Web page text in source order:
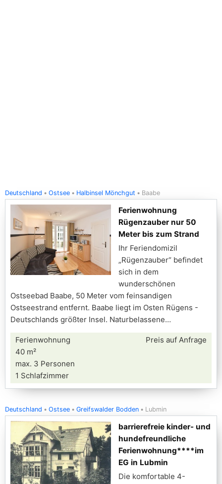
Deutschland Ostsee Halbinsel Mönchgut Baabe
Ferienwohnung
Rügenzauber nur 50
Meter bis zum Strand
Ihr Feriendomizil
„Rügenzauber“ befindet
sich in dem
wunderschönen
Ostseebad Baabe, 50 Meter vom feinsandigen
Ostseestrand entfernt. Baabe liegt im Osten Rügens -
Deutschlands größter Insel. Naturbelassene
Ferienwohnung
40 m²
max. 3 Personen
1 Schlafzimmer
Preis auf Anfrage
Deutschland Ostsee Greifswalder Bodden Lubmin
barrierefreie kinder- und
hundefreundliche
Ferienwohnung****im
EG in Lubmin
Die komfortable 4-